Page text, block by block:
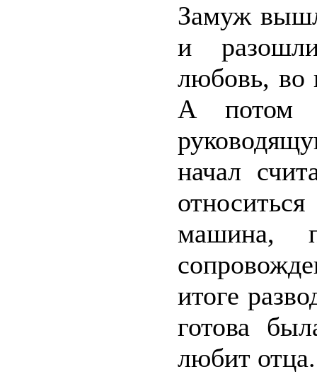
Замуж
и
любовь, во
А потом
начал
машина,
итоге
готова
любит